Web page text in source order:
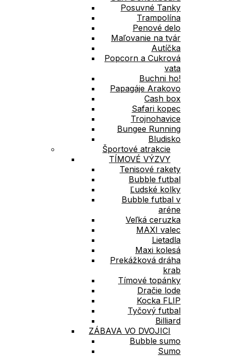
Posuvné Tanky
Trampolína
Penové delo
Maľovanie na tvár
Autíčka
Popcorn a Cukrová
vata
Buchni ho!
Papagáje Arakovo
Cash box
Safari kopec
Trojnohavice
Bungee Running
Bludisko
Športové atrakcie
TÍMOVÉ VÝZVY
Tenisové rakety
Bubble futbal
Ľudské kolky
Bubble futbal v
aréne
Veľká ceruzka
MAXI valec
Lietadla
Maxi kolesá
Prekážková dráha
krab
Tímové topánky
Dračie lode
Kocka FLIP
Tyčový futbal
Billiard
ZÁBAVA VO DVOJICI
Bubble sumo
Sumo